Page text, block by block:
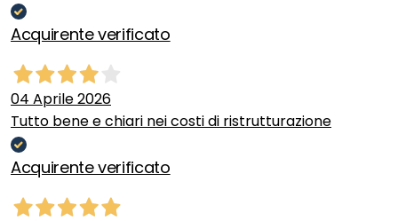
Acquirente verificato
04 Aprile 2026
Tutto bene e chiari nei costi di ristrutturazione
Acquirente verificato